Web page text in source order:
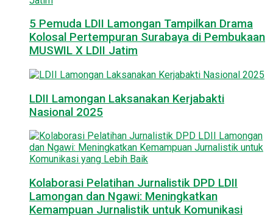
5 Pemuda LDII Lamongan Tampilkan Drama
Kolosal Pertempuran Surabaya di Pembukaan
MUSWIL X LDII Jatim
LDII Lamongan Laksanakan Kerjabakti
Nasional 2025
Kolaborasi Pelatihan Jurnalistik DPD LDII
Lamongan dan Ngawi: Meningkatkan
Kemampuan Jurnalistik untuk Komunikasi